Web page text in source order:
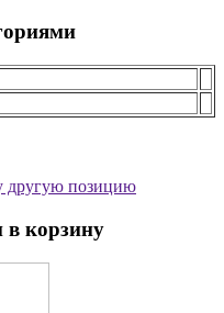
другую позицию
в корзину